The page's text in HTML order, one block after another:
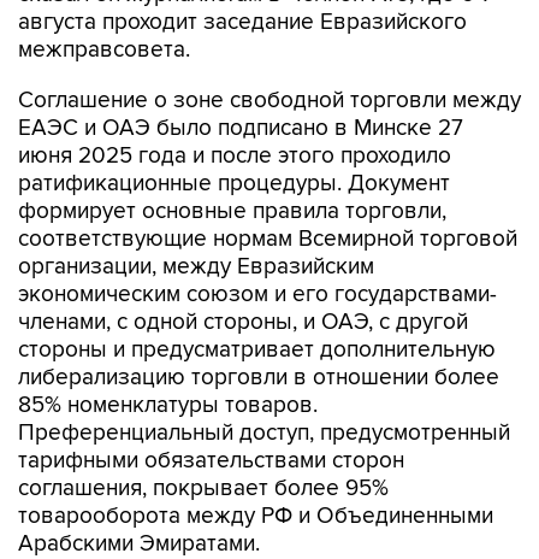
августа проходит заседание Евразийского
межправсовета.
Соглашение о зоне свободной торговли между
ЕАЭС и ОАЭ было подписано в Минске 27
июня 2025 года и после этого проходило
ратификационные процедуры. Документ
формирует основные правила торговли,
соответствующие нормам Всемирной торговой
организации, между Евразийским
экономическим союзом и его государствами-
членами, с одной стороны, и ОАЭ, с другой
стороны и предусматривает дополнительную
либерализацию торговли в отношении более
85% номенклатуры товаров.
Преференциальный доступ, предусмотренный
тарифными обязательствами сторон
соглашения, покрывает более 95%
товарооборота между РФ и Объединенными
Арабскими Эмиратами.